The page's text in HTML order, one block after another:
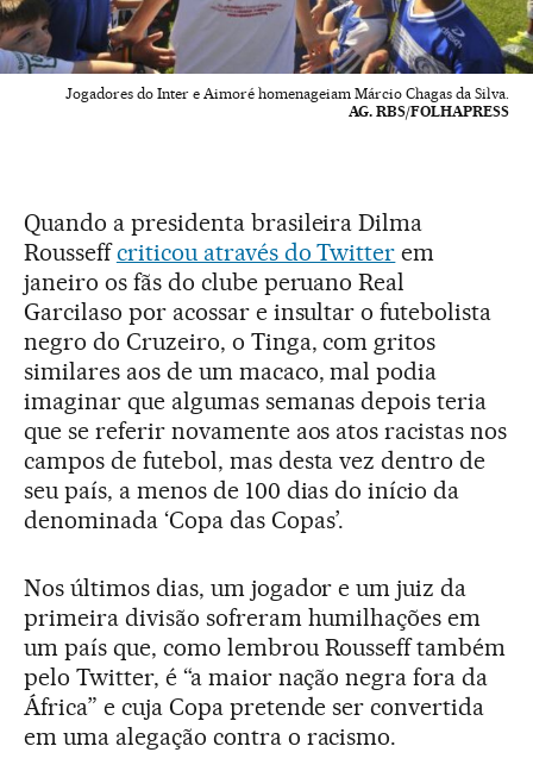
Jogadores do Inter e Aimoré homenageiam Márcio Chagas da Silva.
AG. RBS/FOLHAPRESS
Quando a presidenta brasileira Dilma
Rousseffcriticou através do Twitter em
janeiro os fãs do clube peruano Real
Garcilaso por acossar e insultar o futebolista
negro do Cruzeiro, o Tinga, com gritos
similares aos de um macaco, mal podia
imaginar que algumas semanas depois teria
que se referir novamente aos atos racistas nos
campos de futebol, mas desta vez dentro de
seu país, a menos de 100 dias do início da
denominada ‘Copa das Copas’.
Nos últimos dias, um jogador e um juiz da
primeira divisão sofreram humilhações em
um país que, como lembrou Rousseff também
pelo Twitter, é “a maior nação negra fora da
África” e cuja Copa pretende ser convertida
em uma alegação contra o racismo.